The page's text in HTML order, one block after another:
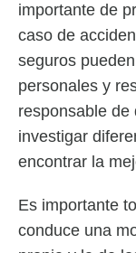
importante de
caso de
seguros
personales y
responsable de
investigar
encontrar la
Es importante
conduce una